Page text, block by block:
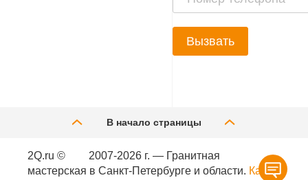
Вызвать
В начало страницы
2Q.ru ©
2007-2026 г. — Гранитная
мастерская в Санкт-Петербурге и области. Карта